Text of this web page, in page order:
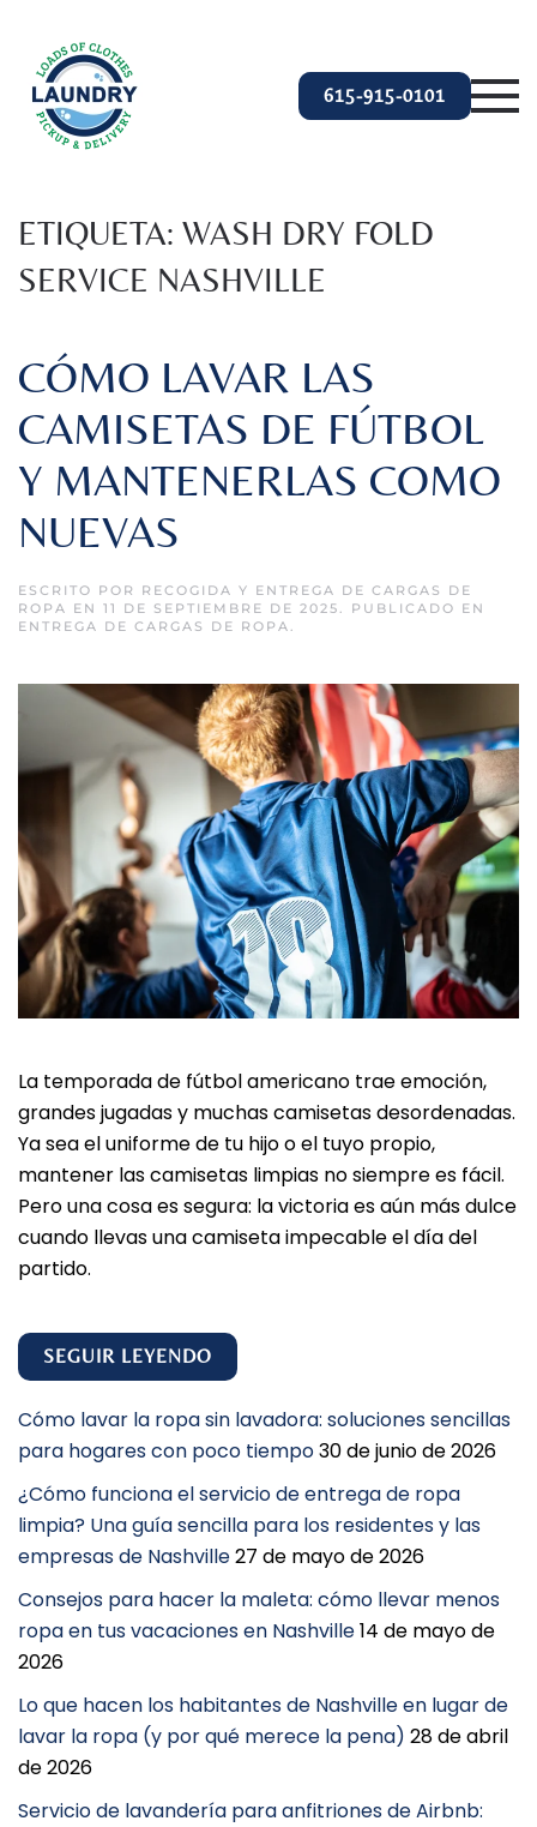
Ir al contenido principal
615-915-0101
ETIQUETA: WASH DRY FOLD
SERVICE NASHVILLE
CÓMO LAVAR LAS
CAMISETAS DE FÚTBOL
Y MANTENERLAS COMO
NUEVAS
ESCRITO POR RECOGIDA Y ENTREGA DE CARGAS DE
ROPA EN 11 DE SEPTIEMBRE DE 2025. PUBLICADO EN
ENTREGA DE CARGAS DE ROPA.
La temporada de fútbol americano trae emoción,
grandes jugadas y muchas camisetas desordenadas.
Ya sea el uniforme de tu hijo o el tuyo propio,
mantener las camisetas limpias no siempre es fácil.
Pero una cosa es segura: la victoria es aún más dulce
cuando llevas una camiseta impecable el día del
partido.
SEGUIR LEYENDO
Cómo lavar la ropa sin lavadora: soluciones sencillas
para hogares con poco tiempo30 de junio de 2026
¿Cómo funciona el servicio de entrega de ropa
limpia? Una guía sencilla para los residentes y las
empresas de Nashville27 de mayo de 2026
Consejos para hacer la maleta: cómo llevar menos
ropa en tus vacaciones en Nashville14 de mayo de
2026
Lo que hacen los habitantes de Nashville en lugar de
lavar la ropa (y por qué merece la pena) 28 de abril
de 2026
Servicio de lavandería para anfitriones de Airbnb: